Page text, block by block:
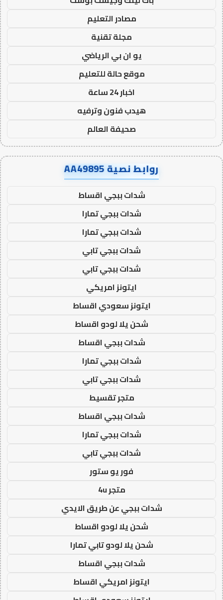
مصادر التعليم
مجلة تقنية
يو ان بي الرياضي
موقع حالة للتعليم
اخبار 24 ساعة
هيدب فنون وترفيه
صحيفة العالم
روابط نصية AA49895
شدات ببجي اقساط
شدات ببجي تمارا
شدات ببجي تمارا
شدات ببجي تابي
شدات ببجي تابي
ايتونز امريكي
ايتونز سعودي اقساط
شحن يلا لودو اقساط
شدات ببجي اقساط
شدات ببجي تمارا
شدات ببجي تابي
متجر تقسيط
شدات ببجي اقساط
شدات ببجي تمارا
شدات ببجي تابي
فور يو ستور
متجر 4u
شدات ببجي عن طريق الايدي
شحن يلا لودو اقساط
شحن يلا لودو تابي تمارا
شدات ببجي اقساط
ايتونز امريكي اقساط